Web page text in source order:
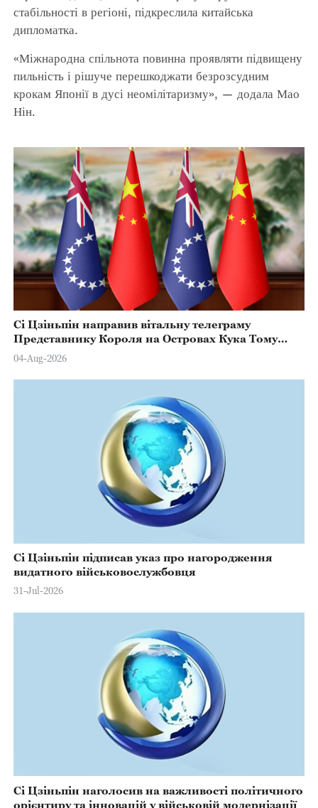
стабільності в регіоні, підкреслила китайська
дипломатка.
«Міжнародна спільнота повинна проявляти підвищену
пильність і рішуче перешкоджати безрозсудним
крокам Японії в дусі неомілітаризму», — додала Мао
Нін.
Сі Цзіньпін направив вітальну телеграму
Представнику Короля на Островах Кука Тому
Марстерсу з нагоди Дня Конституції
04-Aug-2026
Сі Цзіньпін підписав указ про нагородження
видатного військовослужбовця
31-Jul-2026
Сі Цзіньпін наголосив на важливості політичного
орієнтиру та інновацій у військовій модернізації